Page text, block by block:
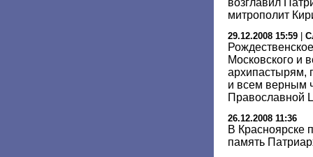
митрополит
29.12.2008 15:59
Московского и
архипастырям,
и всем верным
Православной
26.12.2008 11:36
В Красноярске
память